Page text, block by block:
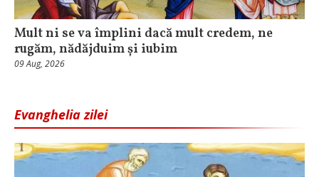
Mult ni se va împlini dacă mult credem, ne
rugăm, nădăjduim și iubim
09 Aug, 2026
Evanghelia zilei